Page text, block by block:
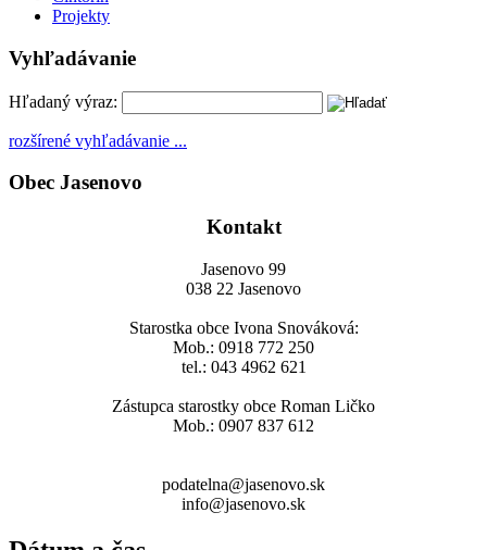
Projekty
Vyhľadávanie
Hľadaný výraz:
rozšírené vyhľadávanie ...
Obec Jasenovo
Kontakt
Jasenovo 99
038 22 Jasenovo
Starostka obce Ivona Snováková:
Mob.: 0918 772 250
tel.: 043 4962 621
Zástupca starostky obce Roman Ličko
Mob.: 0907 837 612
podatelna@jasenovo.sk
info@jasenovo.sk